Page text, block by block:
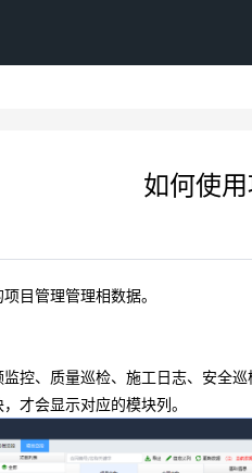
如何使
目管理管理相数据。
控、质量巡检、施工日志、安全巡
才会显示对应的模块列。